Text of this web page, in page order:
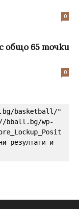
0
общо 65 точки
0
basketball/"
bball.bg/wp-
резултати и